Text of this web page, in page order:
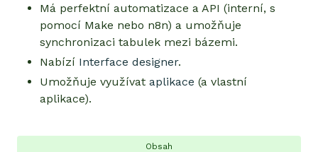
Má perfektní automatizace a API (interní, s
pomocí Make nebo n8n) a umožňuje
synchronizaci tabulek mezi bázemi.
Nabízí Interface designer.
Umožňuje využívat aplikace (a vlastní
aplikace).
Obsah